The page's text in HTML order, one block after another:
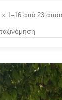
1–16 από 23